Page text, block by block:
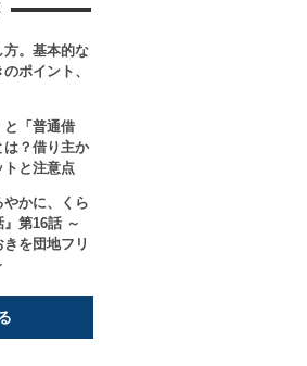
方。基本的な
ポイント、
と「普通借
は？借り主か
トと注意点
やかに、くら
』第16話 ～
を団地フリ